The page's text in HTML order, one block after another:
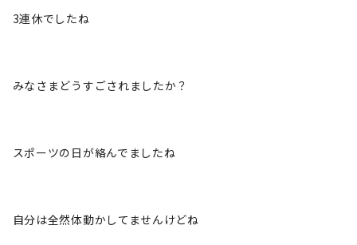
3連休でしたね
みなさまどうすごされましたか？
スポーツの日が絡んでましたね
自分は全然体動かしてませんけどね